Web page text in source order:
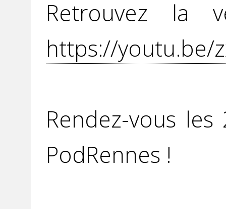
Retrouvez la
https://youtu.be/
Rendez-vous
PodRennes !